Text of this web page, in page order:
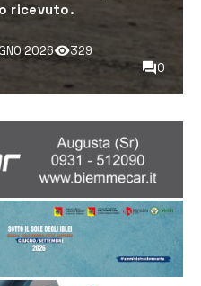
ricevuto.
2026
329
0